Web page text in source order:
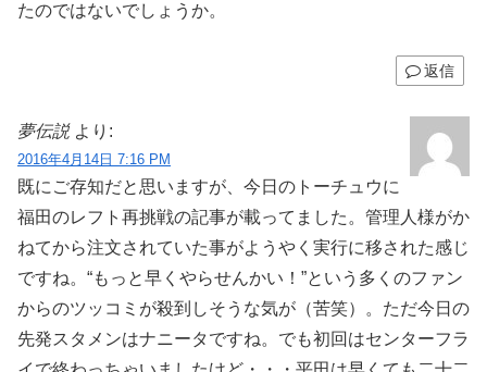
たのではないでしょうか。
返信
夢伝説 より:
2016年4月14日 7:16 PM
既にご存知だと思いますが、今日のトーチュウに
福田のレフト再挑戦の記事が載ってました。管理人様がか
ねてから注文されていた事がようやく実行に移された感じ
ですね。“もっと早くやらせんかい！”という多くのファン
からのツッコミが殺到しそうな気が（苦笑）。ただ今日の
先発スタメンはナニータですね。でも初回はセンターフラ